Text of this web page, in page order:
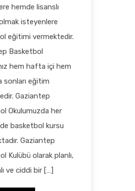
hemde lisanslı
isteyenlere
eğitimi vermektedir.
Basketbol
hem hafta içi hem
eğitim
Gaziantep
Okulumuzda her
basketbol kursu
Gaziantep
Kulübü olarak planlı,
ve ciddi bir […]